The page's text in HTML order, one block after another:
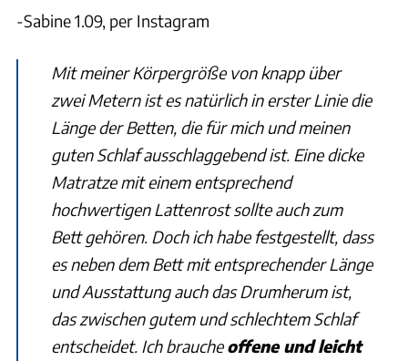
-Sabine 1.09, per Instagram
Mit meiner Körpergröße von knapp über
zwei Metern ist es natürlich in erster Linie die
Länge der Betten, die für mich und meinen
guten Schlaf ausschlaggebend ist. Eine dicke
Matratze mit einem entsprechend
hochwertigen Lattenrost sollte auch zum
Bett gehören. Doch ich habe festgestellt, dass
es neben dem Bett mit entsprechender Länge
und Ausstattung auch das Drumherum ist,
das zwischen gutem und schlechtem Schlaf
entscheidet. Ich braucheoffene und leicht